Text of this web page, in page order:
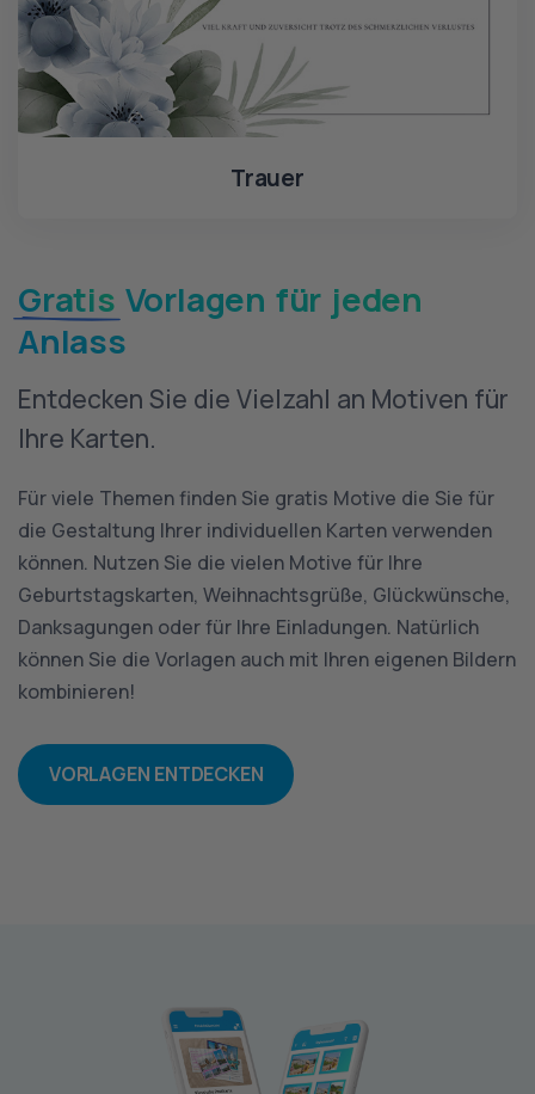
Trauer
Gratis Vorlagen für jeden
Anlass
Entdecken Sie die Vielzahl an Motiven für
Ihre Karten.
Für viele Themen finden Sie gratis Motive die Sie für
die Gestaltung Ihrer individuellen Karten verwenden
können. Nutzen Sie die vielen Motive für Ihre
Geburtstagskarten, Weihnachtsgrüße, Glückwünsche,
Danksagungen oder für Ihre Einladungen. Natürlich
können Sie die Vorlagen auch mit Ihren eigenen Bildern
kombinieren!
VORLAGEN ENTDECKEN